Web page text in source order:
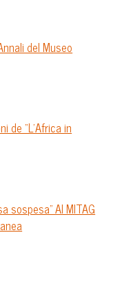
del Museo
de “L’Africa in
sospesa” Al MITAG